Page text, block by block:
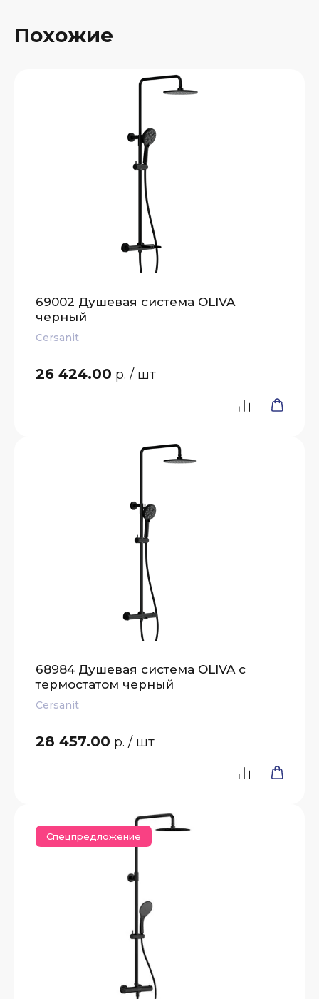
Похожие
69002 Душевая система OLIVA
черный
Cersanit
26 424.00 р. / шт
68984 Душевая система OLIVA с
термостатом черный
Cersanit
28 457.00 р. / шт
Спецпредложение